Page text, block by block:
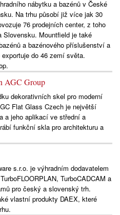
nábytku a bazénů v České
Na trhu působí již více jak 30
76 prodejních center, z toho
Slovensku. Mountfield je také
a bazénového příslušenství a
do 46 zemí světa.
AGC Group
dekorativních skel pro moderní
Flat Glass Czech je největší
a jeho aplikací ve střední a
funkční skla pro architekturu a
s.r.o. je výhradním dodavatelem
TurboCADCAM a
pro český a slovenský trh.
vlastní produkty DAEX, které